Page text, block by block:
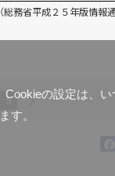
の設定は、
す。
務省平成２５年版情報
5